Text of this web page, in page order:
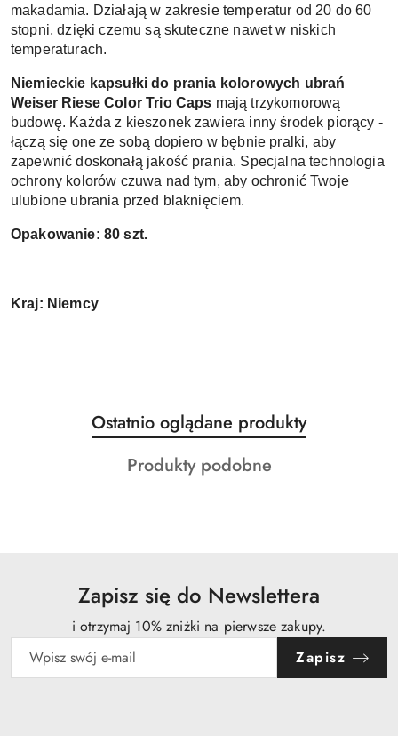
makadamia. Działają w zakresie temperatur od 20 do 60
stopni, dzięki czemu są skuteczne nawet w niskich
temperaturach.
Niemieckie kapsułki do prania kolorowych ubrań
Weiser Riese Color Trio Caps mają trzykomorową
budowę. Każda z kieszonek zawiera inny środek piorący -
łączą się one ze sobą dopiero w bębnie pralki, aby
zapewnić doskonałą jakość prania. Specjalna technologia
ochrony kolorów czuwa nad tym, aby ochronić Twoje
ulubione ubrania przed blaknięciem.
Opakowanie: 80 szt.
Kraj: Niemcy
Pomiń karuzelę produktów
Produkty
o
statusie:
Ostatnio oglądane produkty
Produkty
Produkty podobne
Zapisz się do Newslettera
i otrzymaj 10% zniżki na pierwsze zakupy.
Zapisz